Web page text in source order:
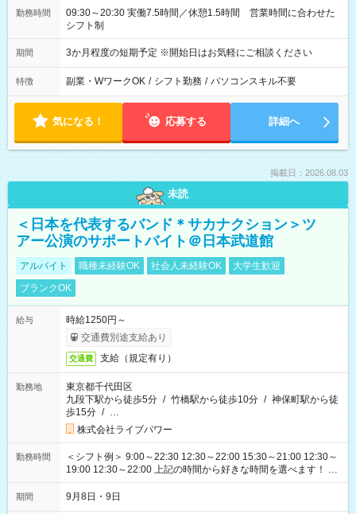
勤務時間
09:30～20:30 実働7.5時間／休憩1.5時間 営業時間に合わせた
シフト制
期間 3か月程度の短期予定 ※開始日はお気軽にご相談ください
特徴 副業・WワークOK / シフト勤務 / パソコンスキル不要
気になる！ 応募する 詳細へ
掲載日：2026.08.03
未読
＜日本を代表するバンド＊サカナクション＞ツ
アー公演のサポートバイト＠日本武道館
アルバイト 職種未経験OK 社会人未経験OK
大学生歓迎
ブランクOK
給与
時給1250円～
交通費別途支給あり
交通費 支給（規定有り）
勤務地
東京都千代田区
九段下駅から徒歩5分 / 竹橋駅から徒歩10分 / 神保町駅から徒
歩15分 / …
株式会社ライブパワー
勤務時間
＜シフト例＞ 9:00～22:30 12:30～22:00 15:30～21:00 12:30～
19:00 12:30～22:00 上記の時間から好きな時間を選べます！ ※
時間は変更となる可能性があります
期間 9月8日・9日